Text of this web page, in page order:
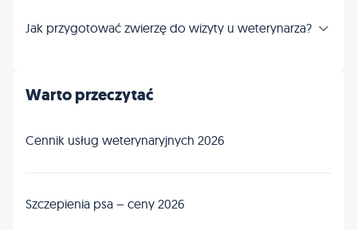
Jak przygotować zwierzę do wizyty u weterynarza?
Warto przeczytać
Cennik usług weterynaryjnych 2026
Szczepienia psa – ceny 2026